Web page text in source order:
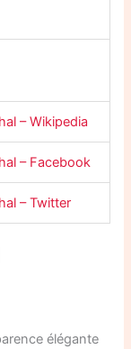
– Wikipedia
– Facebook
– Twitter
élégante